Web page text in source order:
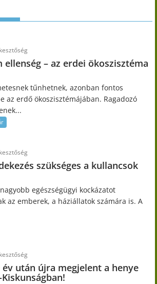
ellenség – az erdei ökoszisztéma
tűnhetnek, azonban fontos
az erdő ökoszisztémájában. Ragadozó
szükséges a kullancsok
egészségügyi kockázatot
az emberek, a háziállatok számára is. A
után újra megjelent a henye